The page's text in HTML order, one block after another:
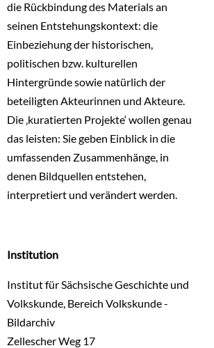
die Rückbindung des Materials an
seinen Entstehungskontext: die
Einbeziehung der historischen,
politischen bzw. kulturellen
Hintergründe sowie natürlich der
beteiligten Akteurinnen und Akteure.
Die ‚kuratierten Projekte‘ wollen genau
das leisten: Sie geben Einblick in die
umfassenden Zusammenhänge, in
denen Bildquellen entstehen,
interpretiert und verändert werden.
Institution
Institut für Sächsische Geschichte und
Volkskunde, Bereich Volkskunde -
Bildarchiv
Zellescher Weg 17